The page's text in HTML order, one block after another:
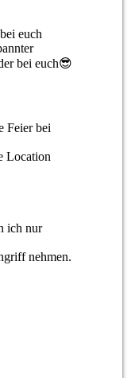
euch
bei euch😎
Feier bei
Location
ich nur
nehmen.